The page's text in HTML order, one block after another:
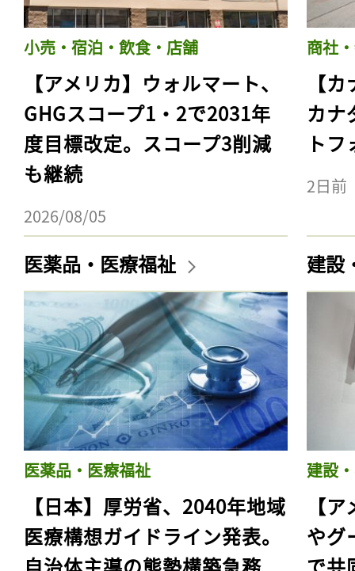
小売・宿泊・飲食・店舗
【アメリカ】ウォルマート、
GHGスコープ1・2で2031年
度目標改定。スコープ3削減
も継続
2026/08/05
商社
【
カナ
ト
2日前
医薬品・医療福祉
医薬品・医療福祉
【日本】厚労省、2040年地域
医療構想ガイドライン発表。
建設
建設
【
やグ